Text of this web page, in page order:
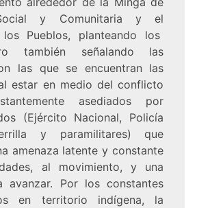
y Comunitaria y el
Pueblos, planteando los
también señalando las
las que se encuentran las
estar en medio del conflicto
asediados por
(Ejército Nacional, Policía
y paramilitares) que
amenaza latente y constante
al movimiento, y una
avanzar. Por los constantes
en territorio indígena, la